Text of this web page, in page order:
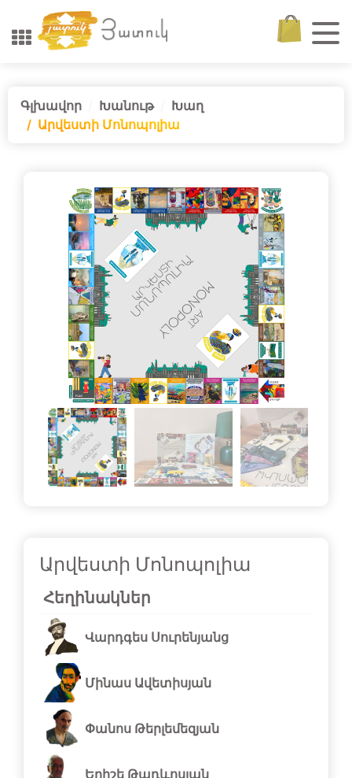
Գլխավոր Խանութ
Խաղ
Արվեստի Մոնոպոլիա
Արվեստի Մոնոպոլիա
Հեղինակներ
Վարդգես Սուրենյանց
Մինաս Ավետիսյան
Փանոս Թերլեմեզյան
Եղիշե Թադևոսյան